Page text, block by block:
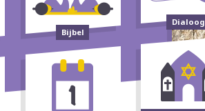
Bijbel
Dialoog